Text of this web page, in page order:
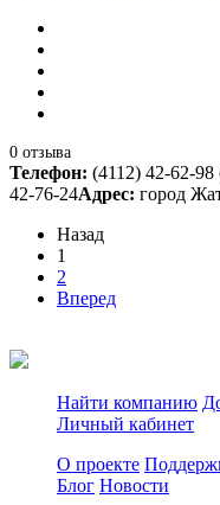
0 отзыва
Телефон: (4112) 42-62-
42-76-24Адрес: город
Назад
1
2
Вперед
Найти компанию
Личный кабинет
О проекте
Блог Новости